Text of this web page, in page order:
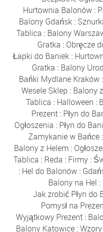
Hurtownia Balonów :
Balony Gdańsk :
Tablica : Balony
Gratka : Obręcze
Łapki do Baniek:
Gratka : Balony
Bańki Mydlane Kraków :
Wesele Sklep : Balony
Tablica : Halloween :
Prezent : Płyn do
Ogłoszenia : Płyn do
Zamykanie w Bańce :
Balony z Helem :
Tablica : Reda : Firmy:
: Hel do Balonów:
Balony na Hel :
Jak zrobić Płyn do
Pomysł na
Wyjątkowy Prezent:
Balony Katowice: